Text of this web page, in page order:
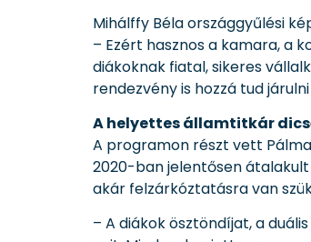
Mihálffy Béla országgyűlési
– Ezért hasznos a kamara, a
diákoknak fiatal, sikeres
rendezvény is hozzá tud
A helyettes államtitkár
A programon részt vett
2020-ban jelentősen
akár felzárkóztatásra van
– A diákok ösztöndíjat, a